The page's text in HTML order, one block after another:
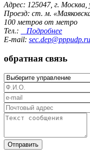
Адрес: 125047, г. Москва,
Проезд: ст. м.
100 метров от метро
Тел.:
Подробнее
E-mail: sec.dep@pppudp.ru
обратная связь
Отправить